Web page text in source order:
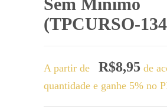
(TPCURSO-
A partir de R$8,95 de
quantidade e ganhe 5% no